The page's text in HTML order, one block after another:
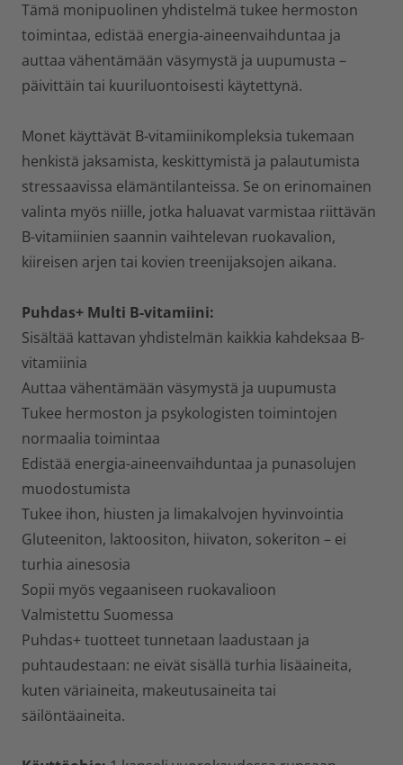
Tämä monipuolinen yhdistelmä tukee hermoston
toimintaa, edistää energia-aineenvaihduntaa ja
auttaa vähentämään väsymystä ja uupumusta –
päivittäin tai kuuriluontoisesti käytettynä.
Monet käyttävät B-vitamiinikompleksia tukemaan
henkistä jaksamista, keskittymistä ja palautumista
stressaavissa elämäntilanteissa. Se on erinomainen
valinta myös niille, jotka haluavat varmistaa riittävän
B-vitamiinien saannin vaihtelevan ruokavalion,
kiireisen arjen tai kovien treenijaksojen aikana.
Puhdas+ Multi B-vitamiini:
Sisältää kattavan yhdistelmän kaikkia kahdeksaa B-
vitamiinia
Auttaa vähentämään väsymystä ja uupumusta
Tukee hermoston ja psykologisten toimintojen
normaalia toimintaa
Edistää energia-aineenvaihduntaa ja punasolujen
muodostumista
Tukee ihon, hiusten ja limakalvojen hyvinvointia
Gluteeniton, laktoositon, hiivaton, sokeriton – ei
turhia ainesosia
Sopii myös vegaaniseen ruokavalioon
Valmistettu Suomessa
Puhdas+ tuotteet tunnetaan laadustaan ja
puhtaudestaan: ne eivät sisällä turhia lisäaineita,
kuten väriaineita, makeutusaineita tai
säilöntäaineita.